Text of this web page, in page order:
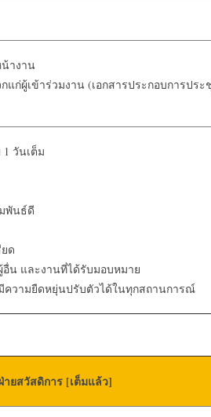
างาน
กแก่ผู้เข้าร่วมงาน (เอกสารประกอบการปร
วันเต็ม
พันธ์ดี
ด
น และงานที่ได้รับมอบหมาย
ความยืดหยุ่นปรับตัวได้ในทุกสถานการณ์
ยสวัสดิการ [เต็มแล้ว]